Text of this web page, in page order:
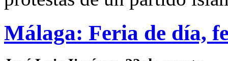
Málaga: Feria de día,